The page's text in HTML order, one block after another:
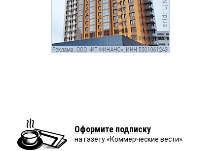
Оформите подписку
на газету «Коммерческие вести»